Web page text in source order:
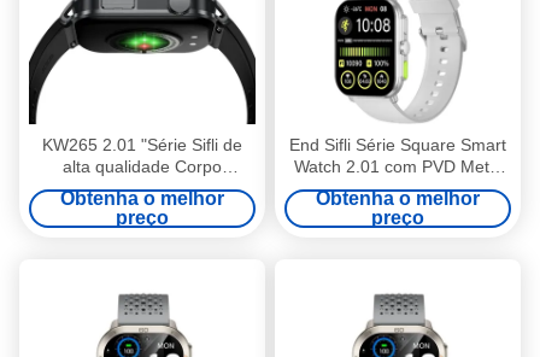
KW265 2.01 "Série Sifli de
alta qualidade Corpo
quadrado de alumínio
Smartwatch 3D Relógio
Faces, monitoramento do
Obtenha o melhor
preço
End Sifli Série Square Smart
Watch 2.01 com PVD Metal
Frame e Bateria de 300mAh
Obtenha o melhor
preço